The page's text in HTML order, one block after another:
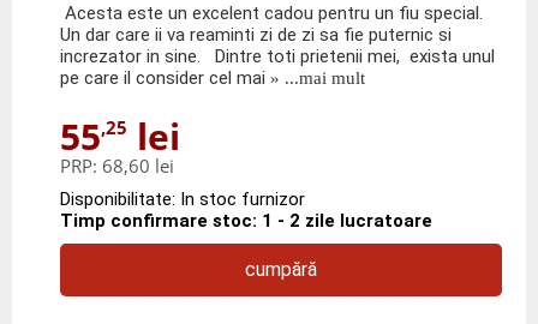
Acesta este un excelent cadou pentru un fiu special.
Un dar care ii va reaminti zi de zi sa fie puternic si
increzator in sine. Dintre toti prietenii mei, exista unul
pe care il consider cel mai » ...mai mult
55,25 lei
PRP: 68,60 lei
Disponibilitate: In stoc furnizor
Timp confirmare stoc: 1 - 2 zile lucratoare
cumpără